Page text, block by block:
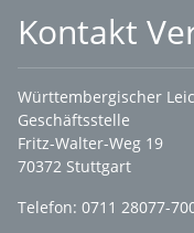
Kontakt
Württembergischer
Geschäftsstelle
Fritz-Walter-Weg 19
70372 Stuttgart
Telefon: 0711 28077-